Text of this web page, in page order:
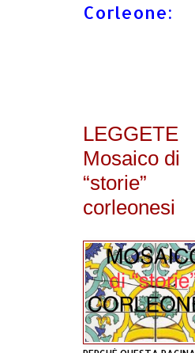
Corleone:
LEGGETE
Mosaico di
“storie”
corleonesi